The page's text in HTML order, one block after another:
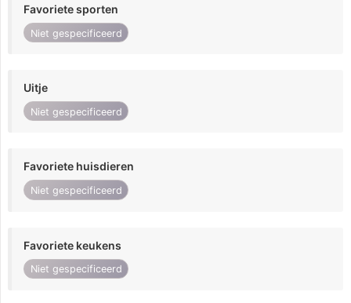
Favoriete sporten
Niet gespecificeerd
Uitje
Niet gespecificeerd
Favoriete huisdieren
Niet gespecificeerd
Favoriete keukens
Niet gespecificeerd